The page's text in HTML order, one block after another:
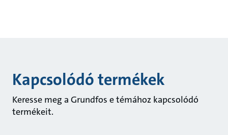
Kapcsolódó termékek
Keresse meg a Grundfos e témához kapcsolódó
termékeit.